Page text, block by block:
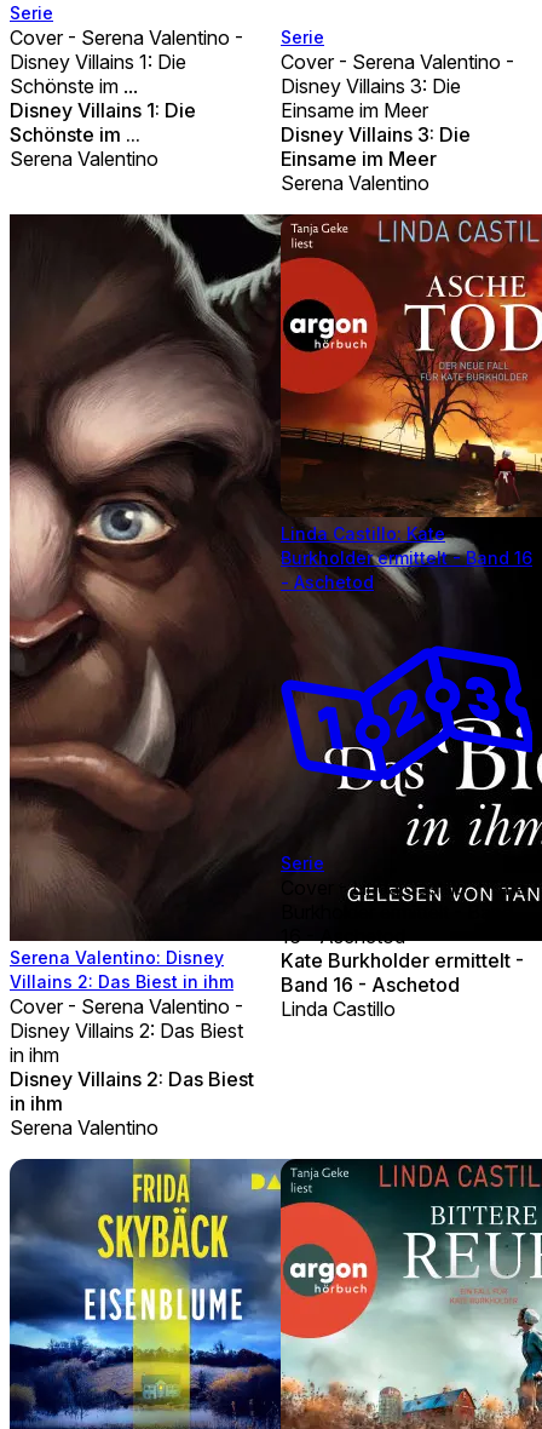
Serie
Cover - Serena Valentino -
Disney Villains 1: Die
Schönste im ...
Disney Villains 1: Die
Schönste im ...
Serena Valentino
Serie
Cover - Serena Valentino -
Disney Villains 3: Die
Einsame im Meer
Disney Villains 3: Die
Einsame im Meer
Serena Valentino
Serena Valentino: Disney
Villains 2: Das Biest in ihm
Cover - Serena Valentino -
Disney Villains 2: Das Biest
in ihm
Disney Villains 2: Das Biest
in ihm
Serena Valentino
Linda Castillo: Kate
Burkholder ermittelt - Band 16
- Aschetod
Serie
Cover - Linda Castillo - Kate
16 - Aschetod
Kate Burkholder ermittelt -
Band 16 - Aschetod
Linda Castillo